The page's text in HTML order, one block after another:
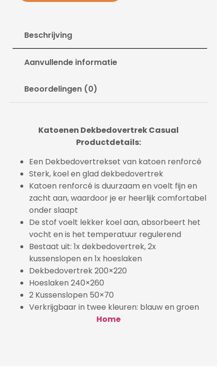
Beschrijving
Aanvullende informatie
Beoordelingen (0)
Katoenen Dekbedovertrek Casual
Productdetails:
Een Dekbedovertrekset van katoen renforcé
Sterk, koel en glad dekbedovertrek
Katoen renforcé is duurzaam en voelt fijn en
zacht aan, waardoor je er heerlijk comfortabel
onder slaapt
De stof voelt lekker koel aan, absorbeert het
vocht en is het temperatuur regulerend
Bestaat uit: 1x dekbedovertrek, 2x
kussenslopen en 1x hoeslaken
Dekbedovertrek 200×220
Hoeslaken 240×260
2 Kussenslopen 50×70
Verkrijgbaar in twee kleuren: blauw en groen
Home